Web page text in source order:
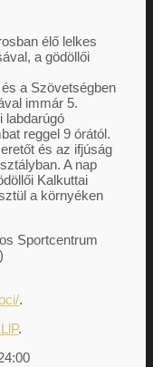
élő lelkes
a gödöllői
a Szövetségben
immár 5.
labdarúgó
reggel 9 órától.
és az ifjúság
A nap
Kalkuttai
a környéken
Sportcentrum
)
.
.